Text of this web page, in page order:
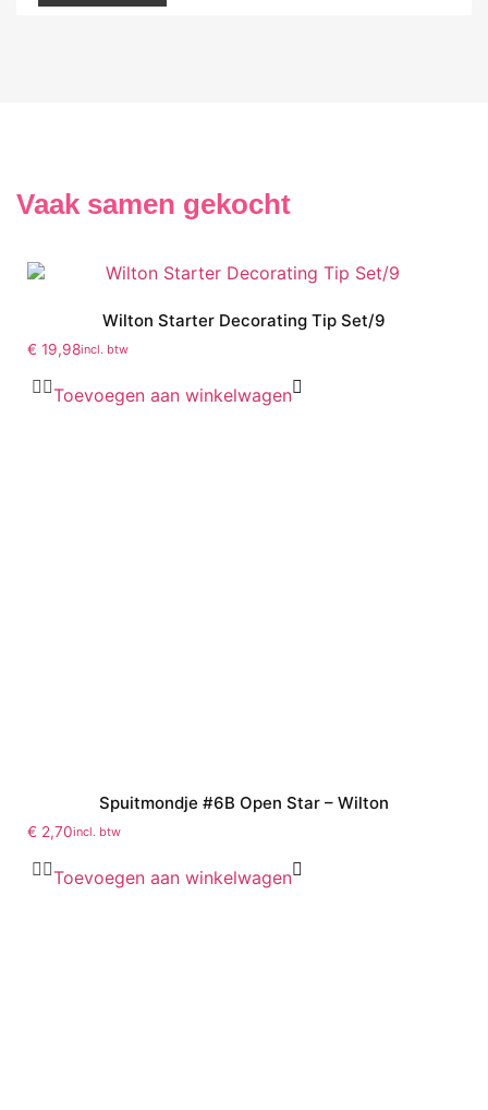
Vaak samen gekocht
Wilton Starter Decorating Tip Set/9
€ 19,98incl. btw
Toevoegen aan winkelwagen
Spuitmondje #6B Open Star – Wilton
€ 2,70incl. btw
Toevoegen aan winkelwagen